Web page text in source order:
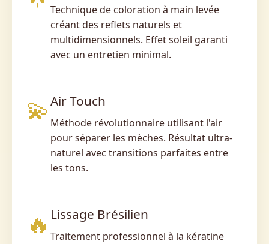
Technique de coloration à main levée
créant des reflets naturels et
multidimensionnels. Effet soleil garanti
avec un entretien minimal.
💫Air Touch
Méthode révolutionnaire utilisant l'air
pour séparer les mèches. Résultat ultra-
naturel avec transitions parfaites entre
les tons.
🔥 Lissage Brésilien
Traitement professionnel à la kératine